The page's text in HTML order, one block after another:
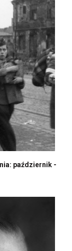
październik -